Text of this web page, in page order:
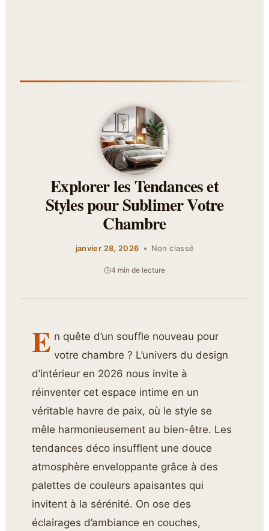
Explorer les Tendances et
Styles pour Sublimer Votre
Chambre
janvier 28, 2026 Non classé
4 min de lecture
E n quête d’un souffle nouveau pour
votre chambre ? L’univers du design
d’intérieur en 2026 nous invite à
réinventer cet espace intime en un
véritable havre de paix, où le style se
mêle harmonieusement au bien-être. Les
tendances déco insufflent une douce
atmosphère enveloppante grâce à des
palettes de couleurs apaisantes qui
invitent à la sérénité. On ose des
éclairages d’ambiance en couches,